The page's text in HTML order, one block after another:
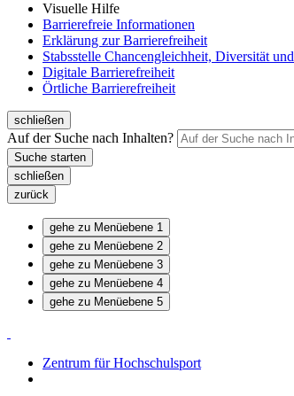
Visuelle Hilfe
Barrierefreie Informationen
Erklärung zur Barrierefreiheit
Stabsstelle Chancengleichheit, Diversität
Digitale Barrierefreiheit
Örtliche Barrierefreiheit
schließen
Auf der Suche nach Inhalten?
schließen
zurück
gehe zu Menüebene 1
gehe zu Menüebene 2
gehe zu Menüebene 3
gehe zu Menüebene 4
gehe zu Menüebene 5
Zentrum für Hochschulsport